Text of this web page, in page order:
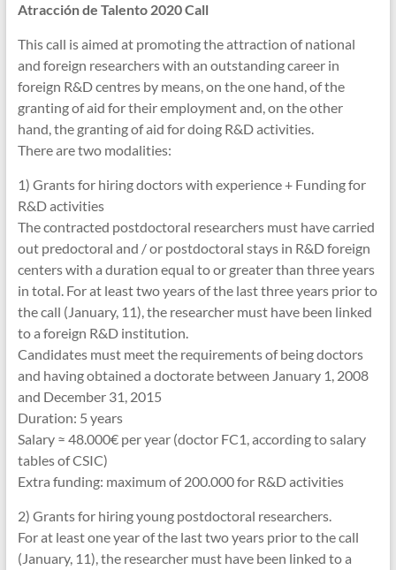
Atracción de Talento 2020 Call
This call is aimed at promoting the attraction of national
and foreign researchers with an outstanding career in
foreign R&D centres by means, on the one hand, of the
granting of aid for their employment and, on the other
hand, the granting of aid for doing R&D activities.
There are two modalities:
1) Grants for hiring doctors with experience + Funding for
R&D activities
The contracted postdoctoral researchers must have carried
out predoctoral and / or postdoctoral stays in R&D foreign
centers with a duration equal to or greater than three years
in total. For at least two years of the last three years prior to
the call (January, 11), the researcher must have been linked
to a foreign R&D institution.
Candidates must meet the requirements of being doctors
and having obtained a doctorate between January 1, 2008
and December 31, 2015
Duration: 5 years
Salary ≈ 48.000€ per year (doctor FC1, according to salary
tables of CSIC)
Extra funding: maximum of 200.000 for R&D activities
2) Grants for hiring young postdoctoral researchers.
For at least one year of the last two years prior to the call
(January, 11), the researcher must have been linked to a